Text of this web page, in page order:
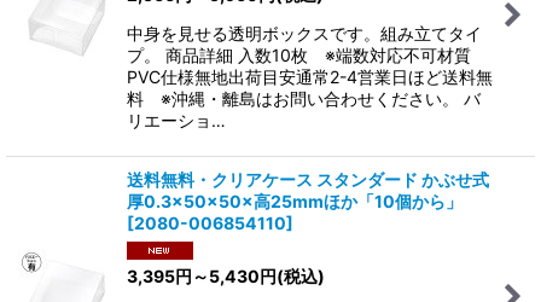
中身を見せる透明ボックスです。組み立てタイ
プ。 商品詳細 入数10枚 ※端数対応不可材質
PVC仕様無地出荷目安通常2-4営業日ほど送料無
料 ※沖縄・離島はお問い合わせください。 バ
リエーショ…
送料無料・クリアケース スタンダード かぶせ式
厚0.3×50×50×高25mmほか「10個から」
[2080-006854110]
3,395円 ～5,430円(税込)